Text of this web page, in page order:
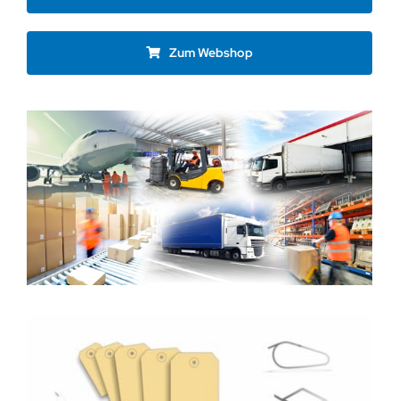
Zum Webshop